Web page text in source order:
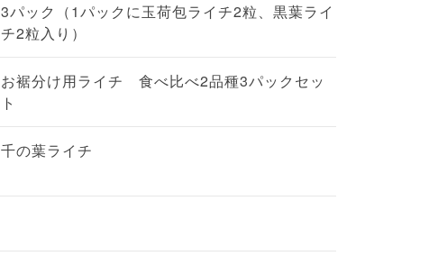
3パック（1パックに玉荷包ライチ2粒、黒葉ライ
チ2粒入り）
お裾分け用ライチ 食べ比べ2品種3パックセッ
ト
千の葉ライチ